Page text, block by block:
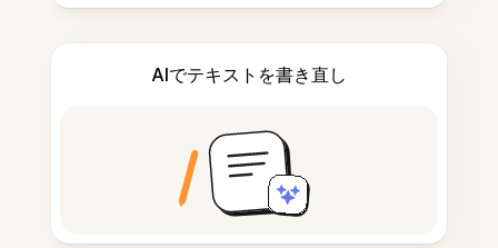
AIでテキストを書き直し